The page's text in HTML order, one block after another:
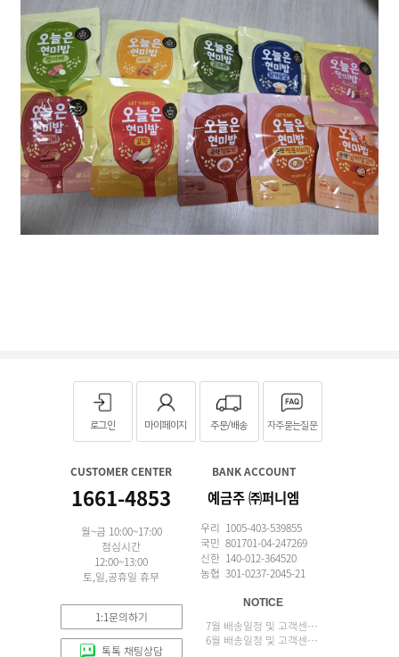
로그인 마이페이지 주문/배송 자주묻는질문
CUSTOMER CENTER
1661-4853
월~금 10:00~17:00
점심시간
12:00~13:00
토,일,공휴일 휴무
1:1문의하기
톡톡 채팅상담
BANK ACCOUNT
예금주 ㈜퍼니엠
우리 1005-403-539855
국민 801701-04-247269
신한 140-012-364520
농협 301-0237-2045-21
NOTICE
7월 배송일정 및 고객센터 업무 안내
6월 배송일정 및 고객센터 업무 안내